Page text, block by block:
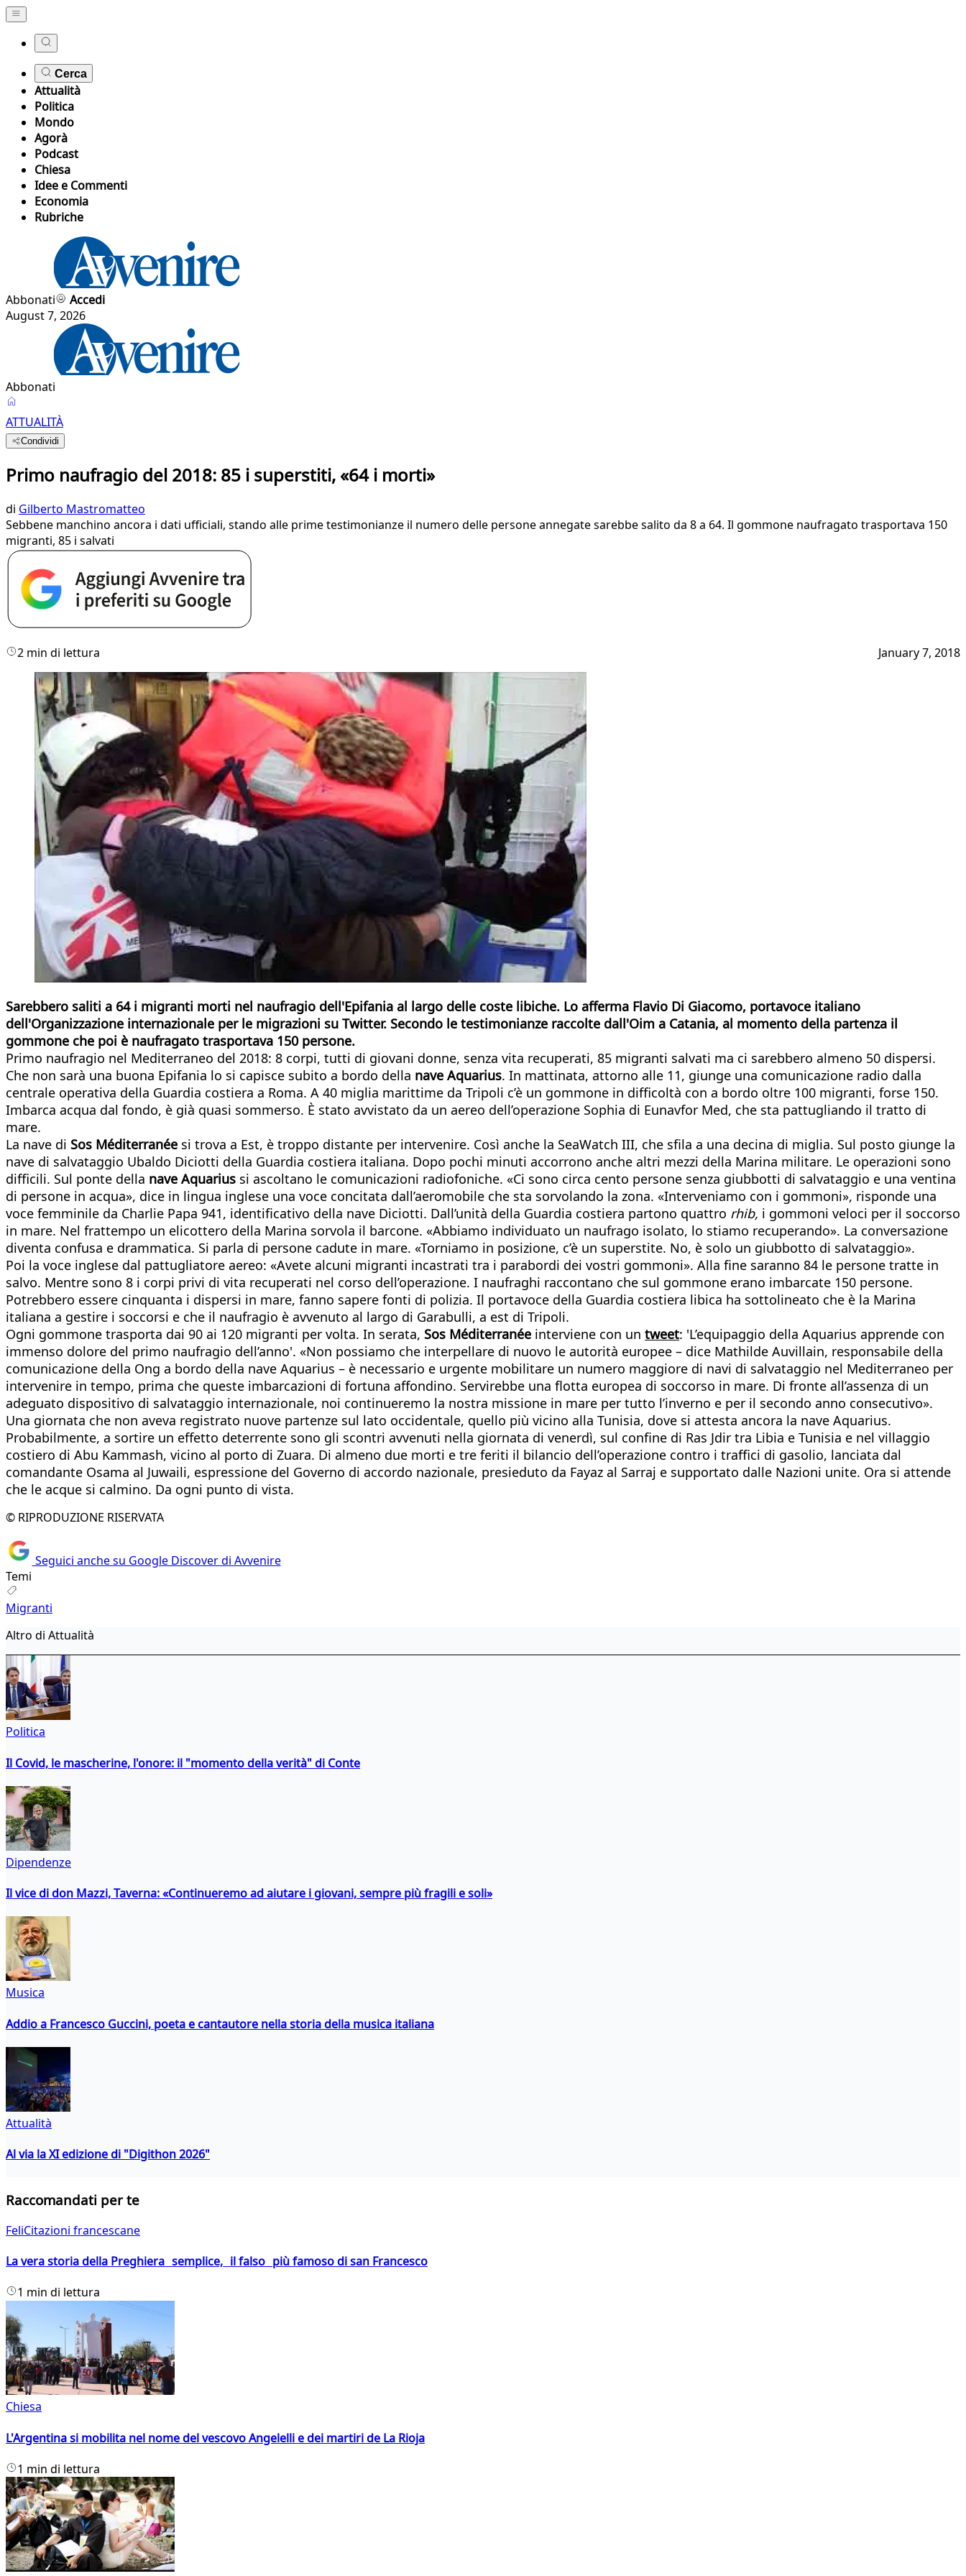
Cerca
Attualità
Politica
Mondo
Agorà
Podcast
Chiesa
Idee e Commenti
Economia
Rubriche
Abbonati
Accedi
August 7, 2026
Abbonati
ATTUALITÀ
Condividi
Primo naufragio del 2018: 85 i superstiti, «64 i morti»
di Gilberto Mastromatteo
Sebbene manchino ancora i dati ufficiali, stando alle prime testimonianze il numero delle persone annegate sarebbe salito da 8 a 64. Il gommone naufragato trasportava 150
migranti, 85 i salvati
2 min di lettura January 7, 2018
Sarebbero saliti a 64 i migranti morti nel naufragio dell'Epifania al largo delle coste libiche. Lo afferma Flavio Di Giacomo, portavoce italiano
dell'Organizzazione internazionale per le migrazioni su Twitter. Secondo le testimonianze raccolte dall'Oim a Catania, al momento della partenza il
gommone che poi è naufragato trasportava 150 persone.
Primo naufragio nel Mediterraneo del 2018: 8 corpi, tutti di giovani donne, senza vita recuperati, 85 migranti salvati ma ci sarebbero almeno 50 dispersi.
Che non sarà una buona Epifania lo si capisce subito a bordo della nave Aquarius. In mattinata, attorno alle 11, giunge una comunicazione radio dalla
centrale operativa della Guardia costiera a Roma. A 40 miglia marittime da Tripoli c’è un gommone in difficoltà con a bordo oltre 100 migranti, forse 150.
Imbarca acqua dal fondo, è già quasi sommerso. È stato avvistato da un aereo dell’operazione Sophia di Eunavfor Med, che sta pattugliando il tratto di
mare.
La nave di Sos Méditerranée si trova a Est, è troppo distante per intervenire. Così anche la SeaWatch III, che sfila a una decina di miglia. Sul posto giunge la
nave di salvataggio Ubaldo Diciotti della Guardia costiera italiana. Dopo pochi minuti accorrono anche altri mezzi della Marina militare. Le operazioni sono
difficili. Sul ponte della nave Aquarius si ascoltano le comunicazioni radiofoniche. «Ci sono circa cento persone senza giubbotti di salvataggio e una ventina
di persone in acqua», dice in lingua inglese una voce concitata dall’aeromobile che sta sorvolando la zona. «Interveniamo con i gommoni», risponde una
voce femminile da Charlie Papa 941, identificativo della nave Diciotti. Dall’unità della Guardia costiera partono quattro rhib, i gommoni veloci per il soccorso
in mare. Nel frattempo un elicottero della Marina sorvola il barcone. «Abbiamo individuato un naufrago isolato, lo stiamo recuperando». La conversazione
diventa confusa e drammatica. Si parla di persone cadute in mare. «Torniamo in posizione, c’è un superstite. No, è solo un giubbotto di salvataggio».
Poi la voce inglese dal pattugliatore aereo: «Avete alcuni migranti incastrati tra i parabordi dei vostri gommoni». Alla fine saranno 84 le persone tratte in
salvo. Mentre sono 8 i corpi privi di vita recuperati nel corso dell’operazione. I naufraghi raccontano che sul gommone erano imbarcate 150 persone.
Potrebbero essere cinquanta i dispersi in mare, fanno sapere fonti di polizia. Il portavoce della Guardia costiera libica ha sottolineato che è la Marina
italiana a gestire i soccorsi e che il naufragio è avvenuto al largo di Garabulli, a est di Tripoli.
Ogni gommone trasporta dai 90 ai 120 migranti per volta. In serata, Sos Méditerranée interviene con un tweet: 'L’equipaggio della Aquarius apprende con
immenso dolore del primo naufragio dell’anno'. «Non possiamo che interpellare di nuovo le autorità europee – dice Mathilde Auvillain, responsabile della
comunicazione della Ong a bordo della nave Aquarius – è necessario e urgente mobilitare un numero maggiore di navi di salvataggio nel Mediterraneo per
intervenire in tempo, prima che queste imbarcazioni di fortuna affondino. Servirebbe una flotta europea di soccorso in mare. Di fronte all’assenza di un
adeguato dispositivo di salvataggio internazionale, noi continueremo la nostra missione in mare per tutto l’inverno e per il secondo anno consecutivo».
Una giornata che non aveva registrato nuove partenze sul lato occidentale, quello più vicino alla Tunisia, dove si attesta ancora la nave Aquarius.
Probabilmente, a sortire un effetto deterrente sono gli scontri avvenuti nella giornata di venerdì, sul confine di Ras Jdir tra Libia e Tunisia e nel villaggio
costiero di Abu Kammash, vicino al porto di Zuara. Di almeno due morti e tre feriti il bilancio dell’operazione contro i traffici di gasolio, lanciata dal
comandante Osama al Juwaili, espressione del Governo di accordo nazionale, presieduto da Fayaz al Sarraj e supportato dalle Nazioni unite. Ora si attende
che le acque si calmino. Da ogni punto di vista.
© RIPRODUZIONE RISERVATA
Seguici anche su Google Discover di Avvenire
Temi
Migranti
Altro di Attualità
Politica
Il Covid, le mascherine, l'onore: il "momento della verità" di Conte
Dipendenze
Il vice di don Mazzi, Taverna: «Continueremo ad aiutare i giovani, sempre più fragili e soli»
Musica
Addio a Francesco Guccini, poeta e cantautore nella storia della musica italiana
Attualità
Al via la XI edizione di "Digithon 2026"
Raccomandati per te
FeliCitazioni francescane
La vera storia della Preghiera semplice, il falso più famoso di san Francesco
1 min di lettura
Chiesa
L'Argentina si mobilita nel nome del vescovo Angelelli e dei martiri de La Rioja
1 min di lettura